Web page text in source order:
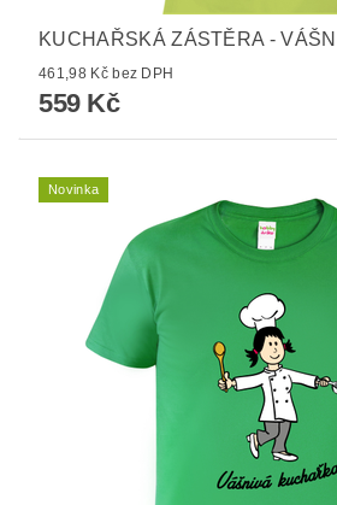
KUCHAŘSKÁ ZÁSTĚRA -
461,98 Kč bez DPH
559 Kč
Novinka